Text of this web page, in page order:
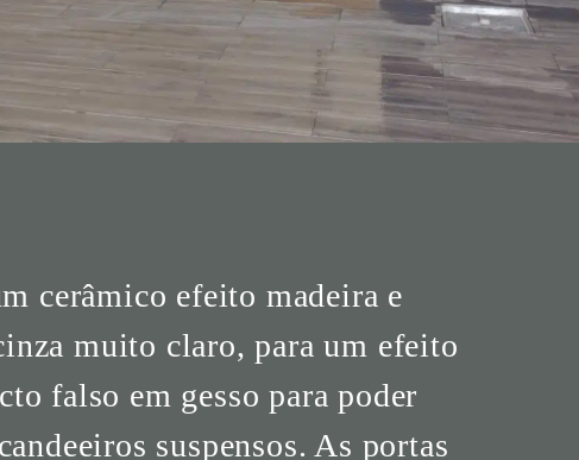
cerâmico efeito madeira e
muito claro, para um efeito
falso em gesso para poder
suspensos. As portas